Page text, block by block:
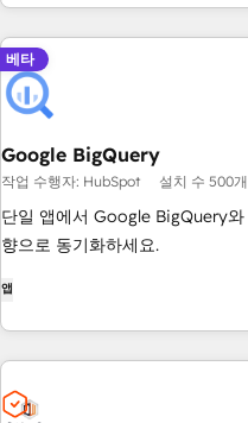
베타
Google BigQuery
작업 수행자: HubSpot 설치 수 500
단일 앱에서 Google BigQuery
향으로 동기화하세요.
앱